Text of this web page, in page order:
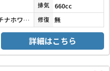
排気 660cc
プラチナホワイトパール 修復 無
詳細はこちら